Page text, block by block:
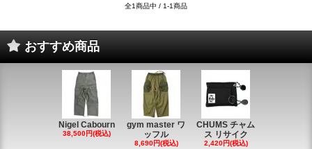
全1商品中 / 1-1商品
おすすめ商品
Nigel Cabourn
38,500円(税込)
gym master ワ
ッフル
8,690円(税込)
CHUMS チャム
ス リサイク
2,420円(税込)